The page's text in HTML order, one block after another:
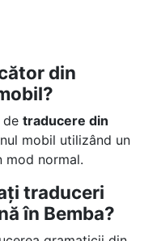
din
de traducere din
mobil utilizând un
mod normal.
traduceri
în Bemba?